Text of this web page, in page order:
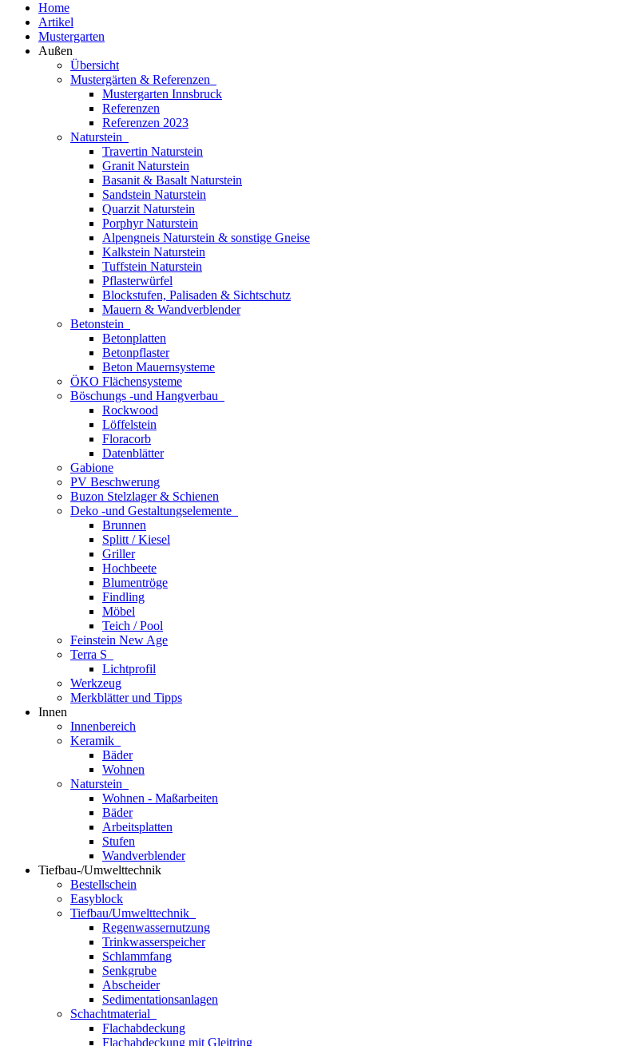
Home
Artikel
Mustergarten
Außen
Übersicht
Mustergärten & Referenzen
Mustergarten Innsbruck
Referenzen
Referenzen 2023
Naturstein
Travertin Naturstein
Granit Naturstein
Basanit & Basalt Naturstein
Sandstein Naturstein
Quarzit Naturstein
Porphyr Naturstein
Alpengneis Naturstein & sonstige Gneise
Kalkstein Naturstein
Tuffstein Naturstein
Pflasterwürfel
Blockstufen, Palisaden & Sichtschutz
Mauern & Wandverblender
Betonstein
Betonplatten
Betonpflaster
Beton Mauernsysteme
ÖKO Flächensysteme
Böschungs -und Hangverbau
Rockwood
Löffelstein
Floracorb
Datenblätter
Gabione
PV Beschwerung
Buzon Stelzlager & Schienen
Deko -und Gestaltungselemente
Brunnen
Splitt / Kiesel
Griller
Hochbeete
Blumentröge
Findling
Möbel
Teich / Pool
Feinstein New Age
Terra S
Lichtprofil
Werkzeug
Merkblätter und Tipps
Innen
Innenbereich
Keramik
Bäder
Wohnen
Naturstein
Wohnen - Maßarbeiten
Bäder
Arbeitsplatten
Stufen
Wandverblender
Tiefbau-/Umwelttechnik
Bestellschein
Easyblock
Tiefbau/Umwelttechnik
Regenwassernutzung
Trinkwasserspeicher
Schlammfang
Senkgrube
Abscheider
Sedimentationsanlagen
Schachtmaterial
Flachabdeckung
Flachabdeckung mit Gleitring